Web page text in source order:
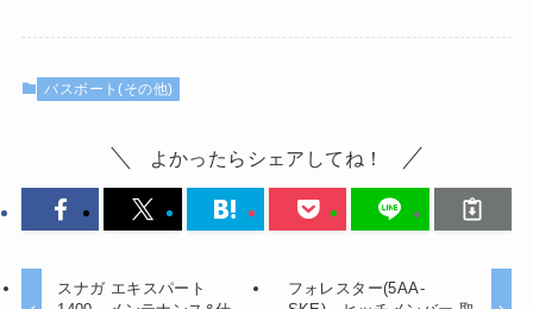
バスボート(その他)
よかったらシェアしてね！
スナガ エキスパート
フォレスター(5AA-